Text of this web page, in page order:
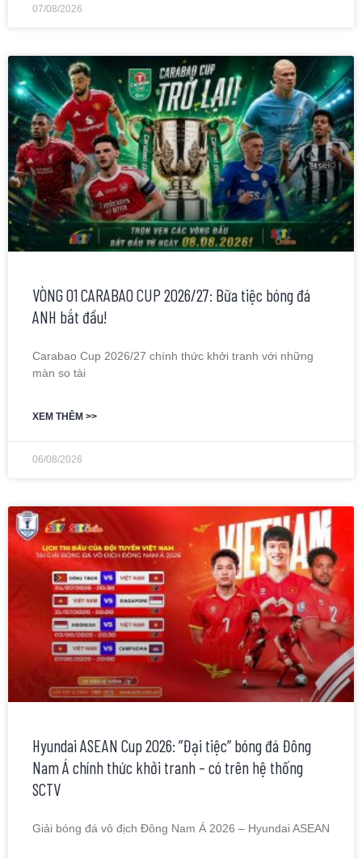
07/08/2026
VÒNG 01 CARABAO CUP 2026/27: Bữa tiệc bóng đá
ANH bắt đầu!
Carabao Cup 2026/27 chính thức khởi tranh với những
màn so tài
XEM THÊM >>
06/08/2026
Hyundai ASEAN Cup 2026: ”Đại tiệc” bóng đá Đông
Nam Á chính thức khởi tranh – có trên hệ thống
SCTV
Giải bóng đá vô địch Đông Nam Á 2026 – Hyundai ASEAN